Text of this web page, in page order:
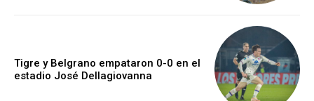
Tigre y Belgrano empataron 0-0 en el
estadio José Dellagiovanna